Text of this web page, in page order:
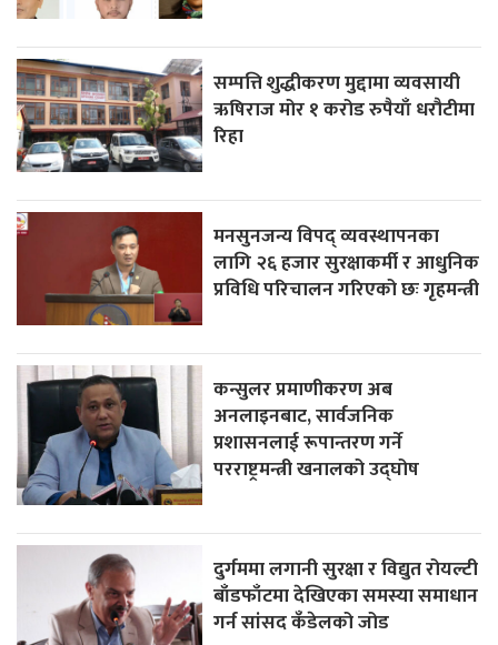
सम्पत्ति शुद्धीकरण मुद्दामा व्यवसायी
ऋषिराज मोर १ करोड रुपैयाँ धरौटीमा
रिहा
मनसुनजन्य विपद् व्यवस्थापनका
लागि २६ हजार सुरक्षाकर्मी र आधुनिक
प्रविधि परिचालन गरिएको छः गृहमन्त्री
कन्सुलर प्रमाणीकरण अब
अनलाइनबाट, सार्वजनिक
प्रशासनलाई रूपान्तरण गर्ने
परराष्ट्रमन्त्री खनालको उद्घोष
दुर्गममा लगानी सुरक्षा र विद्युत रोयल्टी
बाँडफाँटमा देखिएका समस्या समाधान
गर्न सांसद कँडेलको जोड